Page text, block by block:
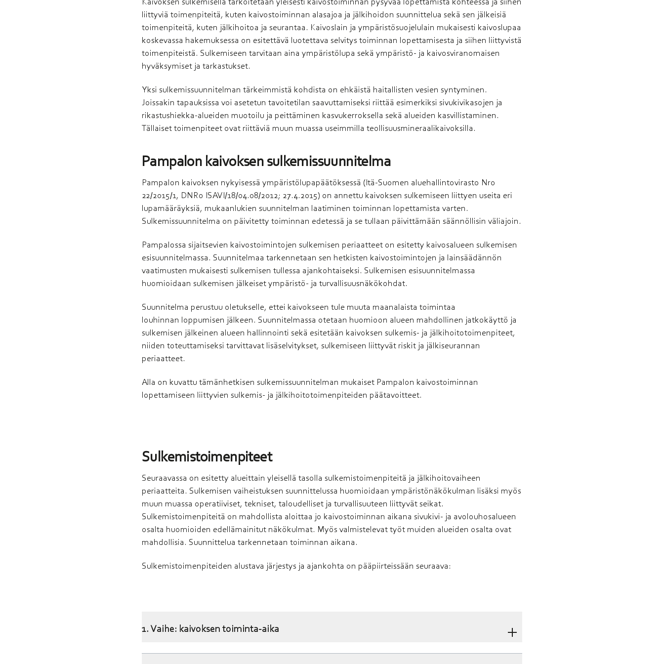
liittyviä toimenpiteitä, kuten kaivostoiminnan alasajoa ja jälkihoidon suunnittelua sekä sen jälkeisiä
toimenpiteitä, kuten jälkihoitoa ja seurantaa. Kaivoslain ja ympäristösuojelulain mukaisesti kaivoslupaa
koskevassa hakemuksessa on esitettävä luotettava selvitys toiminnan lopettamisesta ja siihen liittyvistä
toimenpiteistä. Sulkemiseen tarvitaan aina ympäristölupa sekä ympäristö- ja kaivosviranomaisen
hyväksymiset ja tarkastukset.
Yksi sulkemissuunnitelman tärkeimmistä kohdista on ehkäistä haitallisten vesien syntyminen.
Joissakin tapauksissa voi asetetun tavoitetilan saavuttamiseksi riittää esimerkiksi sivukivikasojen ja
rikastushiekka-alueiden muotoilu ja peittäminen kasvukerroksella sekä alueiden kasvillistaminen.
Tällaiset toimenpiteet ovat riittäviä muun muassa useimmilla teollisuusmineraalikaivoksilla.
Pampalon kaivoksen sulkemissuunnitelma
Pampalon kaivoksen nykyisessä ympäristölupapäätöksessä (Itä-Suomen aluehallintovirasto Nro
22/2015/1, DNRo ISAVI/18/04.08/2012; 27.4.2015) on annettu kaivoksen sulkemiseen liittyen useita eri
lupamääräyksiä, mukaanlukien suunnitelman laatiminen toiminnan lopettamista varten.
Sulkemissuunnitelma on päivitetty toiminnan edetessä ja se tullaan päivittämään säännöllisin väliajoin.
Pampalossa sijaitsevien kaivostoimintojen sulkemisen periaatteet on esitetty kaivosalueen sulkemisen
esisuunnitelmassa. Suunnitelmaa tarkennetaan sen hetkisten kaivostoimintojen ja lainsäädännön
vaatimusten mukaisesti sulkemisen tullessa ajankohtaiseksi. Sulkemisen esisuunnitelmassa
huomioidaan sulkemisen jälkeiset ympäristö- ja turvallisuusnäkökohdat.
Suunnitelma perustuu oletukselle, ettei kaivokseen tule muuta maanalaista toimintaa
louhinnan loppumisen jälkeen. Suunnitelmassa otetaan huomioon alueen mahdollinen jatkokäyttö ja
sulkemisen jälkeinen alueen hallinnointi sekä esitetään kaivoksen sulkemis- ja jälkihoitotoimenpiteet,
niiden toteuttamiseksi tarvittavat lisäselvitykset, sulkemiseen liittyvät riskit ja jälkiseurannan
periaatteet.
Alla on kuvattu tämänhetkisen sulkemissuunnitelman mukaiset Pampalon kaivostoiminnan
lopettamiseen liittyvien sulkemis- ja jälkihoitotoimenpiteiden päätavoitteet.
Sulkemistoimenpiteet
Seuraavassa on esitetty alueittain yleisellä tasolla sulkemistoimenpiteitä ja jälkihoitovaiheen
periaatteita. Sulkemisen vaiheistuksen suunnittelussa huomioidaan ympäristönäkökulman lisäksi myös
muun muassa operatiiviset, tekniset, taloudelliset ja turvallisuuteen liittyvät seikat.
Sulkemistoimenpiteitä on mahdollista aloittaa jo kaivostoiminnan aikana sivukivi- ja avolouhosalueen
osalta huomioiden edellämainitut näkökulmat. Myös valmistelevat työt muiden alueiden osalta ovat
mahdollisia. Suunnittelua tarkennetaan toiminnan aikana.
Sulkemistoimenpiteiden alustava järjestys ja ajankohta on pääpiirteissään seuraava:
1. Vaihe: kaivok­sen toimin­ta-aika